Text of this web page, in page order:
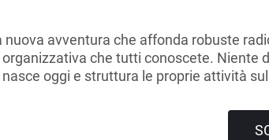
nuova avventura che affonda robuste
che tutti conoscete. Niente
nasce oggi e struttura le proprie attività